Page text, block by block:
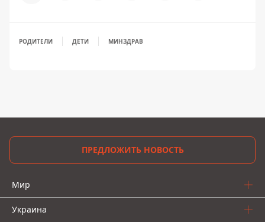
РОДИТЕЛИ ДЕТИ МИНЗДРАВ
ПРЕДЛОЖИТЬ НОВОСТЬ
Мир
Украина